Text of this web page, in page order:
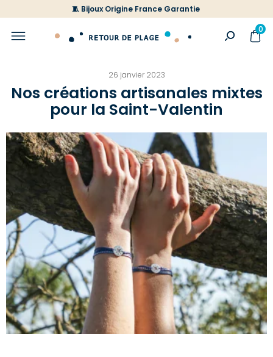
🧵 Bijoux Origine France Garantie
0
26 janvier 2023
Nos créations artisanales mixtes
pour la Saint-Valentin